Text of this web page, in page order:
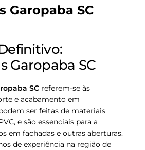
Garopaba SC
Garopaba SC
SC referem-se às
e acabamento em
ser feitas de materiais
e são essenciais para a
em fachadas e outras aberturas.
de experiência na região de